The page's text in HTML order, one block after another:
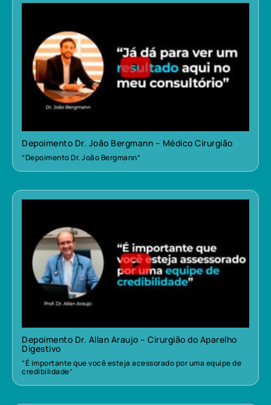
Depoimento Dr. João Bergmann – Médico Cirurgião
“Depoimento Dr. João Bergmann”
Depoimento Dr. Allan Araujo – Cirurgião do Aparelho
Digestivo
“É importante que você esteja acessorado por uma equipe de
credibilidade”